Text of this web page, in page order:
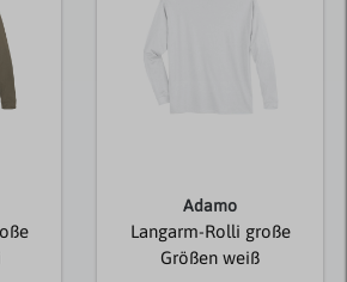
Adamo
Langarm-Rolli große
Größen weiß